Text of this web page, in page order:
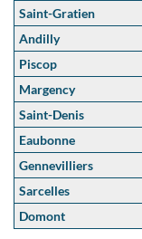
Saint-Gratien
Andilly
Piscop
Margency
Saint-Denis
Eaubonne
Gennevilliers
Sarcelles
Domont